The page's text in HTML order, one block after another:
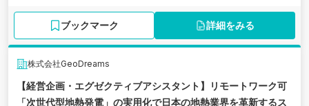
経営層との距離も近く、経営視点を身につけながらキャリアを形成
できる環境です。。大阪府大阪市にある、創業100年以上の歴史があ
り、不動産ディベロッパー×ゼネコンとして多角的な事業展開を行う
信和グループの本社求人です。
ブックマーク 詳細をみる
株式会社GeoDreams
【経営企画・エグゼクティブアシスタント】リモートワーク可
「次世代型地熱発電」の実用化で日本の地熱業界を革新するス